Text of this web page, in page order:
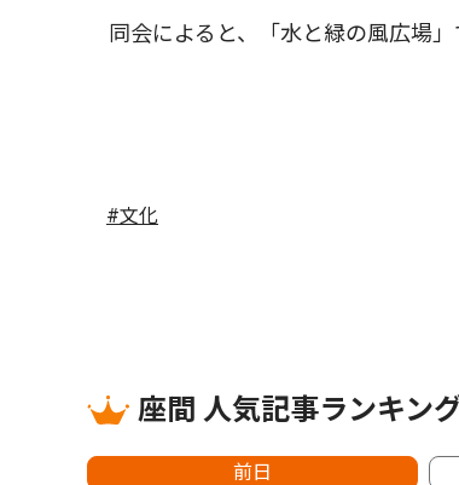
同会によると、「水と緑の風広場」
#文化
座間 人気記事ランキン
前日